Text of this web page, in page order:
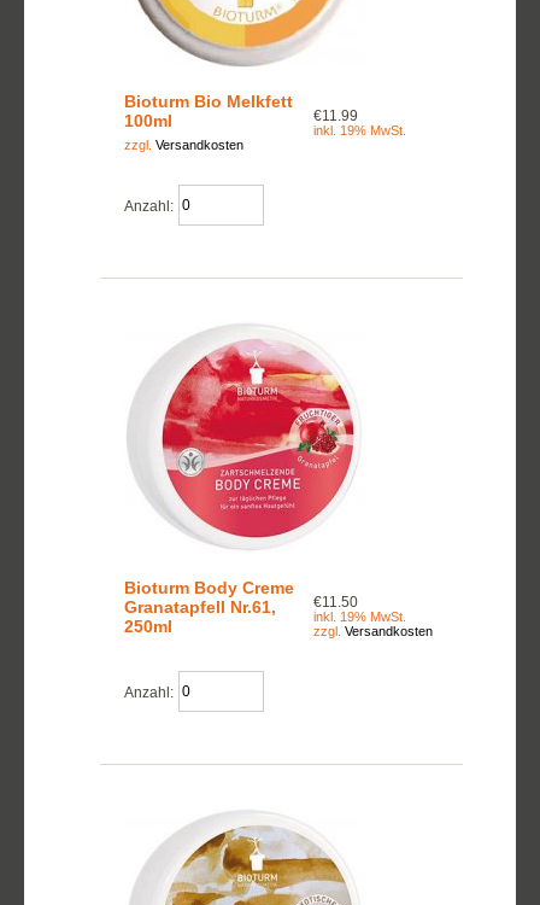
Bioturm Bio Melkfett
100ml
€11.99
inkl. 19% MwSt.
zzgl. Versandkosten
Anzahl:
Bioturm Body Creme
Granatapfell Nr.61,
250ml
€11.50
inkl. 19% MwSt.
zzgl. Versandkosten
Anzahl: